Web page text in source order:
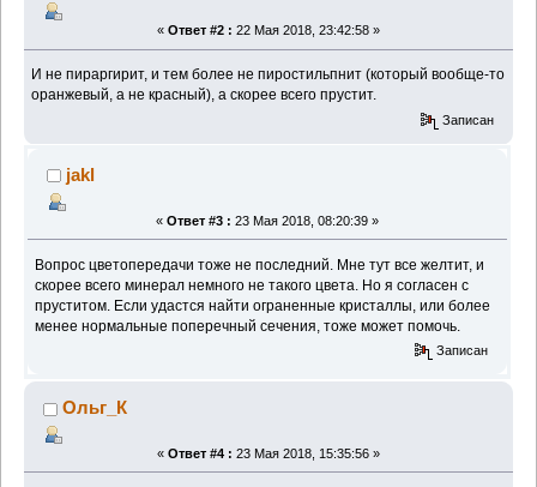
« Ответ #2 : 22 Мая 2018, 23:42:58 »
И не пираргирит, и тем более не пиростильпнит (который вообще-то
оранжевый, а не красный), а скорее всего прустит.
Записан
jakl
« Ответ #3 : 23 Мая 2018, 08:20:39 »
Вопрос цветопередачи тоже не последний. Мне тут все желтит, и
скорее всего минерал немного не такого цвета. Но я согласен с
пруститом. Если удастся найти ограненные кристаллы, или более
менее нормальные поперечный сечения, тоже может помочь.
Записан
Ольг_К
« Ответ #4 : 23 Мая 2018, 15:35:56 »